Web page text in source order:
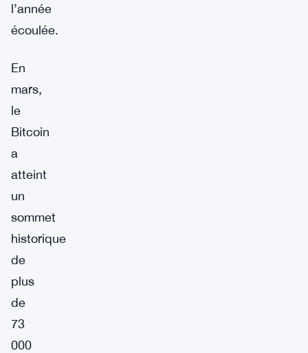
l’année
écoulée.
En
mars,
le
Bitcoin
a
atteint
un
sommet
historique
de
plus
de
73
000